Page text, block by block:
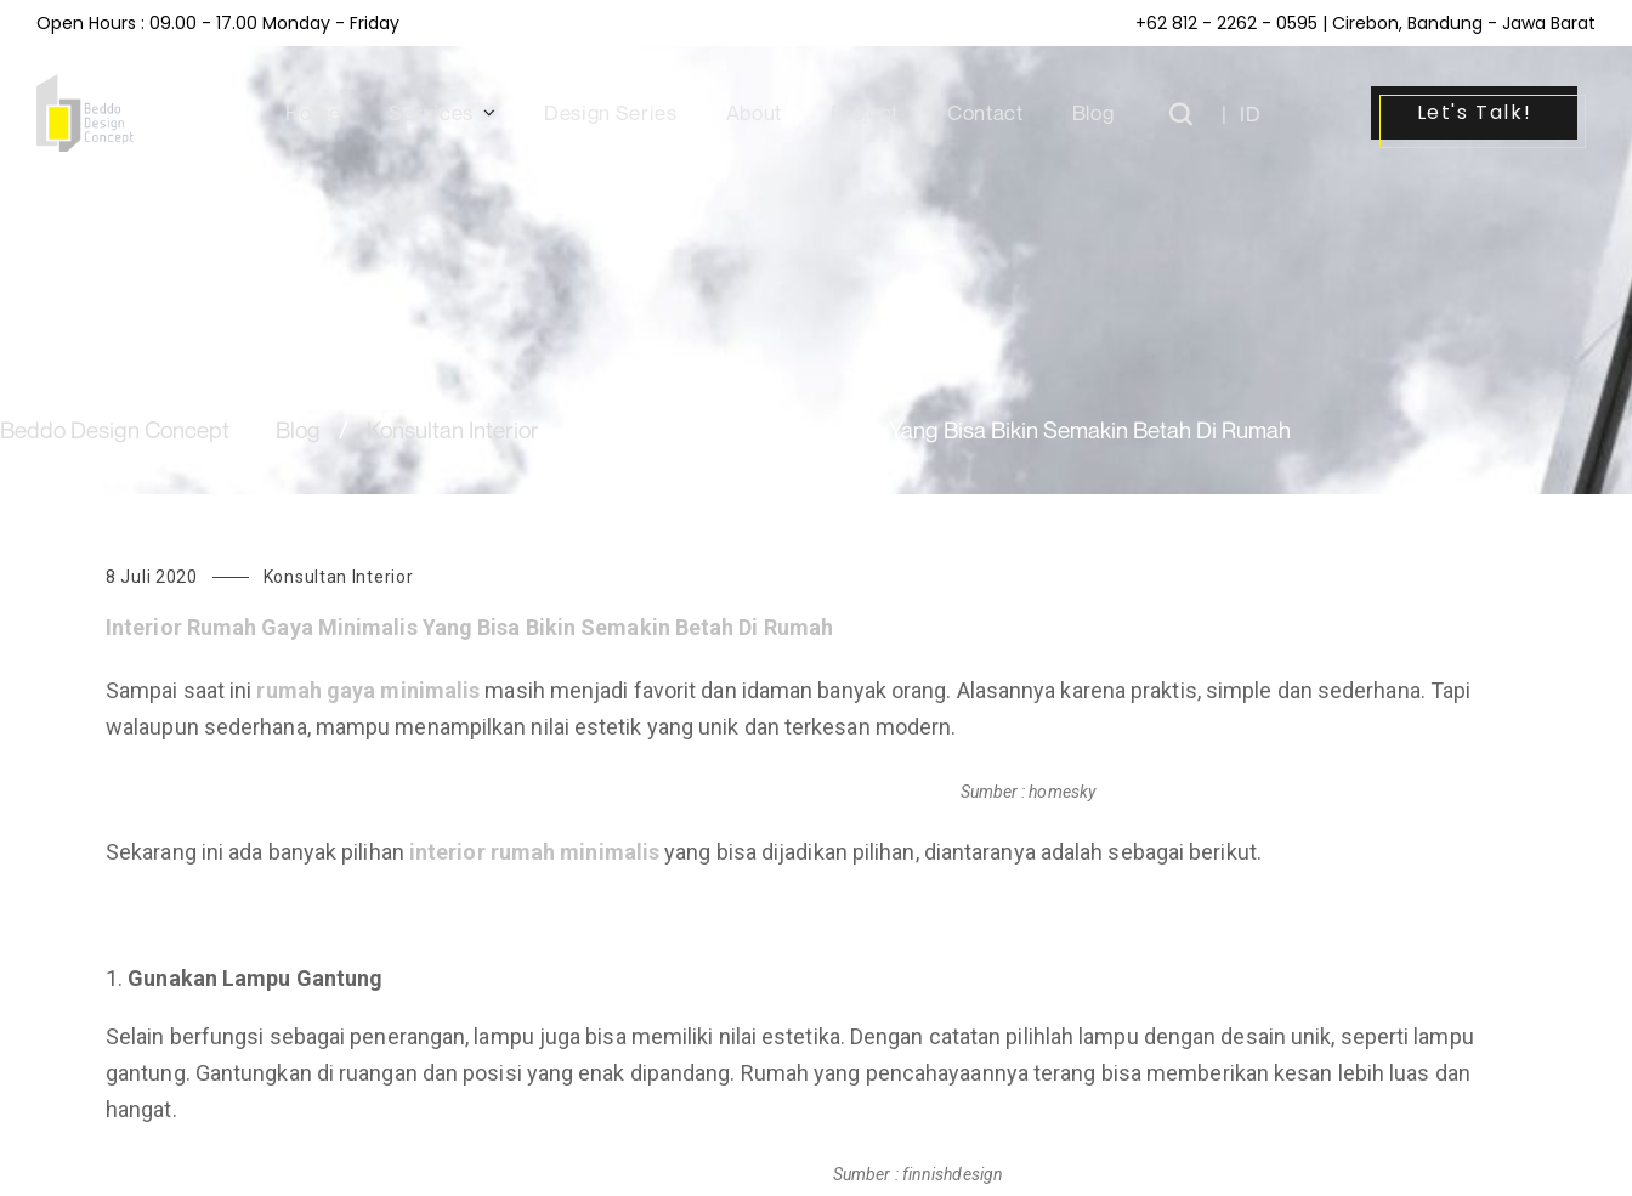
Open Hours : 09.00 - 17.00 Monday - Friday +62 812 - 2262 - 0595 | Cirebon, Bandung - Jawa Barat
Home Design Series About Contact Blog | ID Let's Talk!
Beddo Design Concept Blog / Konsultan Interior Interior Rumah Gaya Minimalis Yang Bisa Bikin Semakin Betah Di Rumah
8 Juli 2020 Konsultan Interior
Interior Rumah Gaya Minimalis Yang Bisa Bikin Semakin Betah Di Rumah
Sampai saat ini rumah gaya minimalis masih menjadi favorit dan idaman banyak orang. Alasannya karena praktis, simple dan sederhana. Tapi
walaupun sederhana, mampu menampilkan nilai estetik yang unik dan terkesan modern.
Sumber : homesky
Sekarang ini ada banyak pilihan interior rumah minimalisyang bisa dijadikan pilihan, diantaranya adalah sebagai berikut.
Gunakan Lampu Gantung
Selain berfungsi sebagai penerangan, lampu juga bisa memiliki nilai estetika. Dengan catatan pilihlah lampu dengan desain unik, seperti lampu
gantung. Gantungkan di ruangan dan posisi yang enak dipandang. Rumah yang pencahayaannya terang bisa memberikan kesan lebih luas dan
hangat.
Sumber : finnishdesign